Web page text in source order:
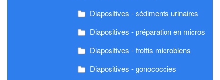
Diapositives - sédiments urinaires
Diapositives - préparation en
Diapositives - frottis microbiens
Diapositives - gonococcies